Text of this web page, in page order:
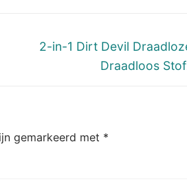
Volgend
2-in-1 Dirt Devil
Draadloos
gemarkeerd met *